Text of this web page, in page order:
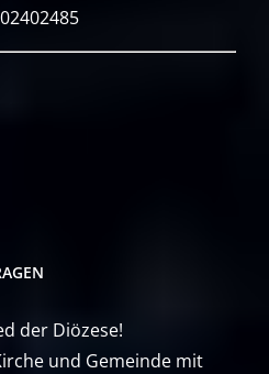
der Diözese!
und Gemeinde mit